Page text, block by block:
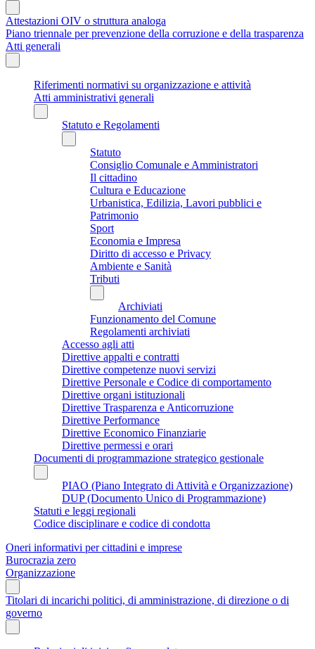
Attestazioni OIV o struttura analoga
Piano triennale per prevenzione della corruzione e della trasparenza
Atti generali
Riferimenti normativi su organizzazione e attività
Atti amministrativi generali
Statuto e Regolamenti
Statuto
Consiglio Comunale e Amministratori
Il cittadino
Cultura e Educazione
Urbanistica, Edilizia, Lavori pubblici e
Patrimonio
Sport
Economia e Impresa
Diritto di accesso e Privacy
Ambiente e Sanità
Tributi
Archiviati
Funzionamento del Comune
Regolamenti archiviati
Accesso agli atti
Direttive appalti e contratti
Direttive competenze nuovi servizi
Direttive Personale e Codice di comportamento
Direttive organi istituzionali
Direttive Trasparenza e Anticorruzione
Direttive Performance
Direttive Economico Finanziarie
Direttive permessi e orari
Documenti di programmazione strategico gestionale
PIAO (Piano Integrato di Attività e Organizzazione)
DUP (Documento Unico di Programmazione)
Statuti e leggi regionali
Codice disciplinare e codice di condotta
Oneri informativi per cittadini e imprese
Burocrazia zero
Organizzazione
Titolari di incarichi politici, di amministrazione, di direzione o di
governo